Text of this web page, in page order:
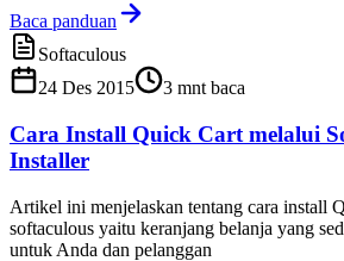
Baca panduan
Softaculous
24 Des 2015
3 mnt baca
Cara Install Quick Cart melalui
Installer
Artikel ini menjelaskan tentang cara install
softaculous yaitu keranjang belanja yang
untuk Anda dan pelanggan